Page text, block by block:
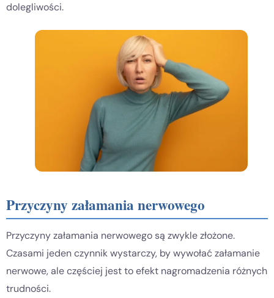
dolegliwości.
Przyczyny załamania nerwowego
Przyczyny załamania nerwowego są zwykle złożone.
Czasami jeden czynnik wystarczy, by wywołać załamanie
nerwowe, ale częściej jest to efekt nagromadzenia różnych
trudności.